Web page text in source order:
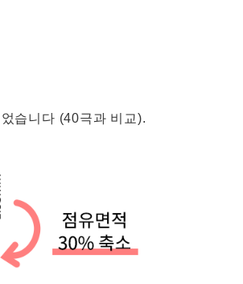
습니다 (40극과 비교).